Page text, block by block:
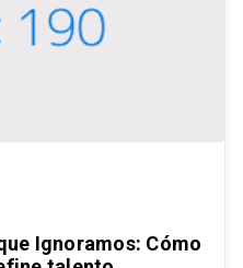
Ignoramos: Cómo